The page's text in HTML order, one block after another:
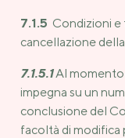
7.1.5 Condizioni e
cancellazione
7.1.5.1Al
impegna su un
conclusione del
facoltà di modifica